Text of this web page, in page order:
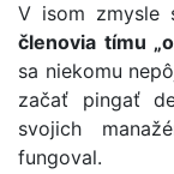
V isom zmysle
členovia tímu
sa niekomu
začať pingať
svojich
fungoval.